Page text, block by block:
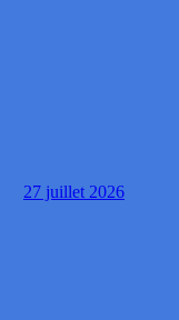
27 juillet 2026